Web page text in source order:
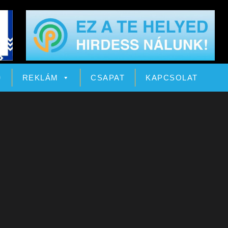
REKLÁM CSAPAT KAPCSOLAT